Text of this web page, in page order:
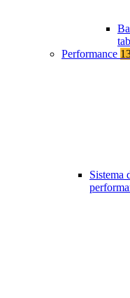
Performance
Sistema